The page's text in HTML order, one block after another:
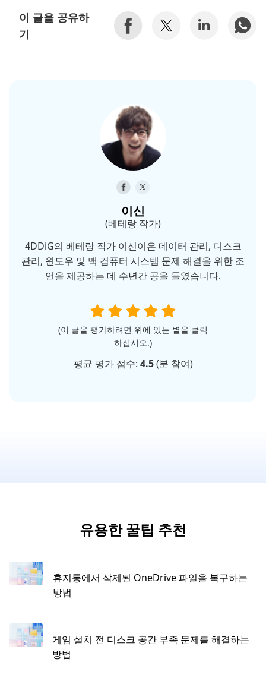
이 글을 공유하
기
이신
(베테랑 작가)
4DDiG의 베테랑 작가 이신이은 데이터 관리, 디스크
관리, 윈도우 및 맥 검퓨터 시스템 문제 해결을 위한 조
언을 제공하는 데 수년간 공을 들였습니다.
(이 글을 평가하려면 위에 있는 별을 클릭
하십시오.)
평균 평가 점수: 4.5(분 참여)
휴지통에서 삭제된 OneDrive 파일을 복구하는
게임 설치 전 디스크 공간 부족 문제를 해결하는